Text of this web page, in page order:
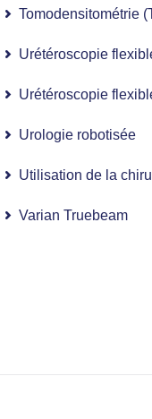
de la hanche
du genou
(IMRT)
Tomodensitométrie
Urétéroscopie
Urétéroscopie
Urologie robotisée
Utilisation de la
Varian Truebeam